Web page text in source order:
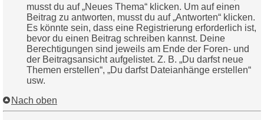
musst du auf „Neues Thema“ klicken. Um auf einen
Beitrag zu antworten, musst du auf „Antworten“ klicken.
Es könnte sein, dass eine Registrierung erforderlich ist,
bevor du einen Beitrag schreiben kannst. Deine
Berechtigungen sind jeweils am Ende der Foren- und
der Beitragsansicht aufgelistet. Z. B. „Du darfst neue
Themen erstellen“, „Du darfst Dateianhänge erstellen“
usw.
Nach oben